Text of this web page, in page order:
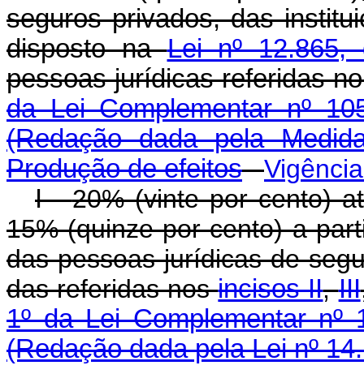
seguros privados, das
disposto naLei nº
pessoas jurídicas referidas
da Lei Complementar nº
(Redação dada pela
Produção de efeitos
I -20% (vinte por cento)
15% (quinze por cento) a
das pessoas jurídicas de
das referidas nosincisos II,III
1º da Lei Complementar
(Redação dada pela Lei nº